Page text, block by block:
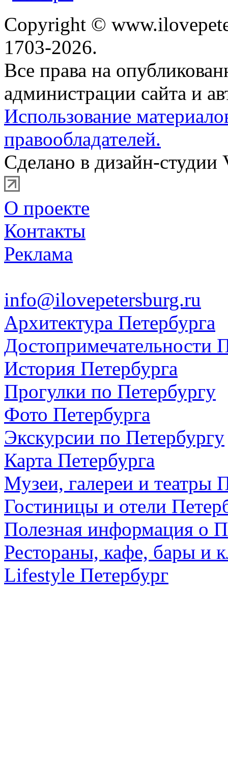
Copyright ©
1703-2026.
Все права на
администрации сайта и
Использование
правообладателей.
Сделано в дизайн-студии
О проекте
Контакты
Реклама
info@ilovepetersburg.ru
Архитектура Петербурга
Достопримечательности
История Петербурга
Прогулки по Петербургу
Фото Петербурга
Экскурсии по Петербургу
Карта Петербурга
Музеи, галереи и театры
Гостиницы и отели
Полезная информация о
Рестораны, кафе, бары и
Lifestyle Петербург